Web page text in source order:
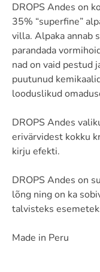
DROPS Andes on
35% “superfine”
villa. Alpaka annab
parandada
nad on vaid pestud
puutunud
looduslikud
DROPS Andes
erivärvidest kokku
kirju efekti.
DROPS Andes on
lõng ning on ka
talvisteks
Made in Peru